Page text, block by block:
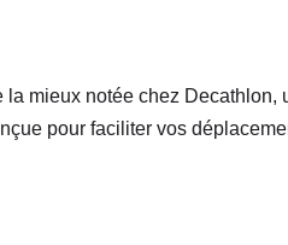
la mieux notée chez
pour faciliter vos